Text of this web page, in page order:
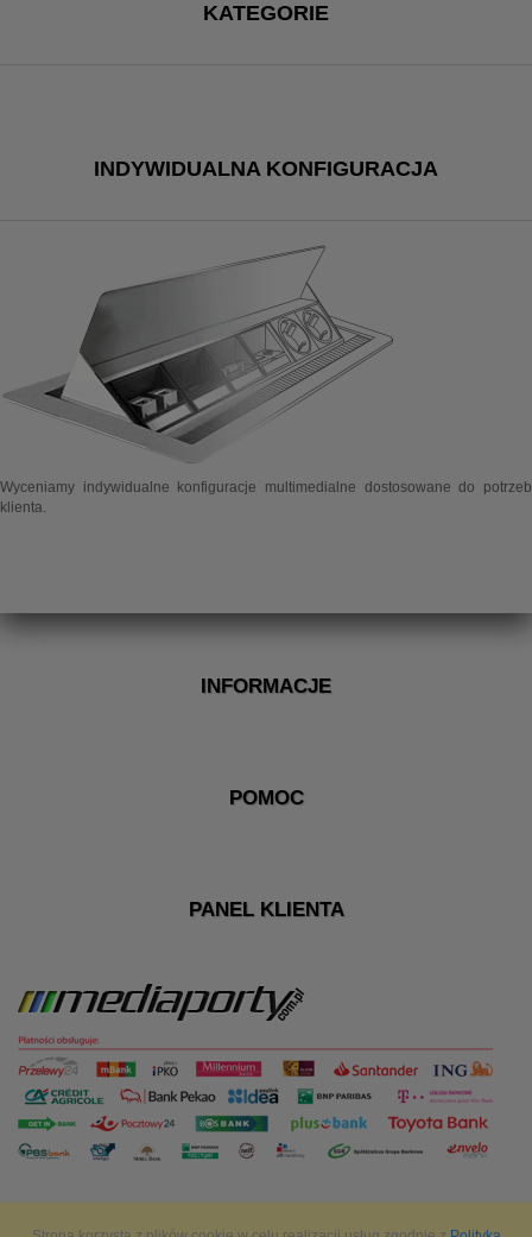
KATEGORIE
INDYWIDUALNA KONFIGURACJA
Wyceniamy indywidualne konfiguracje multimedialne dostosowane do potrzeb
klienta.
INFORMACJE
POMOC
PANEL KLIENTA